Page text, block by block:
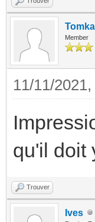
Member
11/11/
qu'il doit
Trouver
Ives